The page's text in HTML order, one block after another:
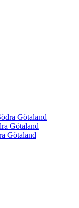
Götaland
Götaland
Götaland